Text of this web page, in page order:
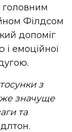
головним
Філдсом
допоміг
і емоційної
з
значуще
та